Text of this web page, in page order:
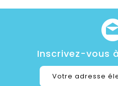
Inscrivez-vous